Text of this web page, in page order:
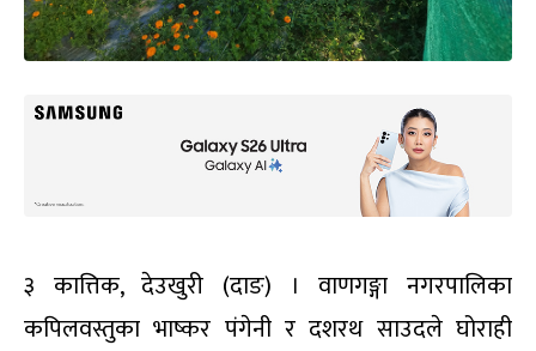
३ कात्तिक, देउखुरी (दाङ) । वाणगङ्गा नगरपालिका
कपिलवस्तुका भाष्कर पंगेनी र दशरथ साउदले घोराही